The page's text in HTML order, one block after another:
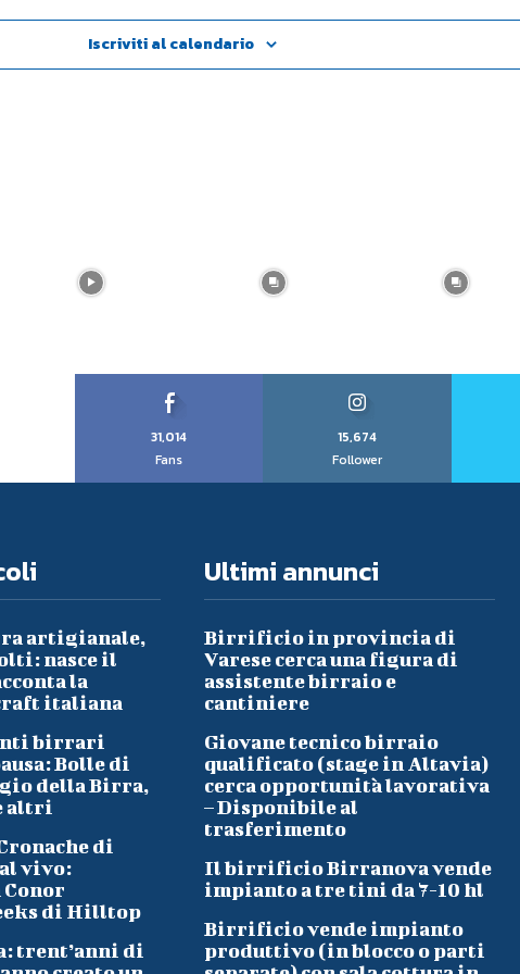
Iscriviti al calendario
31,014
Fans
15,674
Follower
artigianale,
nasce il
la
italiana
birrari
Bolle di
della Birra,
altri
di
vivo:
di Hilltop
trent’anni di
Ultimi annunci
Birrificio in provincia di
Varese cerca una figura di
assistente birraio e
cantiniere
Giovane tecnico birraio
qualificato (stage in Altavia)
cerca opportunità lavorativa
– Disponibile al
trasferimento
Il birrificio Birranova vende
impianto a tre tini da 7-10 hl
Birrificio vende impianto
produttivo (in blocco o parti